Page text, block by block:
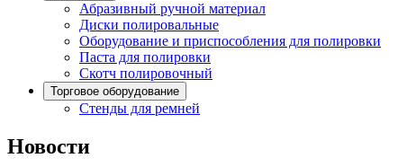
Абразивный ручной материал
Диски полировальные
Оборудование и приспособления для полировки
Паста для полировки
Скотч полировочный
Торговое оборудование
Стенды для ремней
Новости